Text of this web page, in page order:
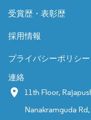
受賞歴・表彰歴
採用情報
プライバシーポリシー
連絡
11th Floor,
Nanakramguda